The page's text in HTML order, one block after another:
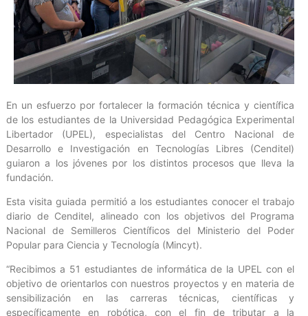
En un esfuerzo por fortalecer la formación técnica y científica
de los estudiantes de la Universidad Pedagógica Experimental
Libertador (UPEL), especialistas del Centro Nacional de
Desarrollo e Investigación en Tecnologías Libres (Cenditel)
guiaron a los jóvenes por los distintos procesos que lleva la
fundación.
Esta visita guiada permitió a los estudiantes conocer el trabajo
diario de Cenditel, alineado con los objetivos del Programa
Nacional de Semilleros Científicos del Ministerio del Poder
Popular para Ciencia y Tecnología (Mincyt).
“Recibimos a 51 estudiantes de informática de la UPEL con el
objetivo de orientarlos con nuestros proyectos y en materia de
sensibilización en las carreras técnicas, científicas y
específicamente en robótica, con el fin de tributar a la